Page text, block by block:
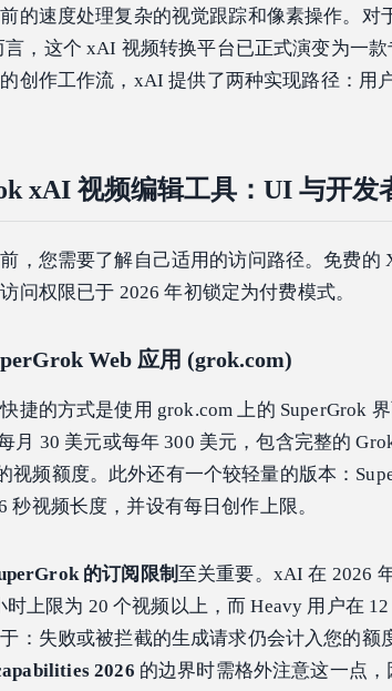
的速度处理复杂的视觉跟踪和像素操作。对
言，这个 xAI 视频转换平台已正式演变为一
创作工作流，xAI 提供了两种实现路径：用
xAI 视频编辑工具：UI 与开发
，您需要了解自己适用的访问路径。免费的
问权限已于 2026 年初锁定为付费模式。
Web 应用 (grok.com)
捷的方式是使用 grok.com 上的 SuperGrok
月 30 美元或每年 300 美元，包含完整的
视频额度。此外还有一个较轻量的版本：
秒视频长度，并设有每日创作上限。
的订阅限制 至关重要。xAI 在 2026
时上限为 20 个视频以上，而 Heavy 用户在
：失败或被拦截的生成请求仍会计入您的额
2026 的边界时需格外注意这一点